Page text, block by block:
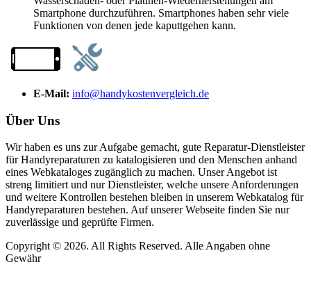
Smartphone durchzuführen. Smartphones haben sehr viele
Funktionen von denen jede kaputtgehen kann.
E-Mail: info@handykostenvergleich.de
Über Uns
Wir haben es uns zur Aufgabe gemacht, gute Reparatur-Dienstleister
für Handyreparaturen zu katalogisieren und den Menschen anhand
eines Webkataloges zugänglich zu machen. Unser Angebot ist
streng limitiert und nur Dienstleister, welche unsere Anforderungen
und weitere Kontrollen bestehen bleiben in unserem Webkatalog für
Handyreparaturen bestehen. Auf unserer Webseite finden Sie nur
zuverlässige und geprüfte Firmen.
Copyright © 2026. All Rights Reserved. Alle Angaben ohne
Gewähr